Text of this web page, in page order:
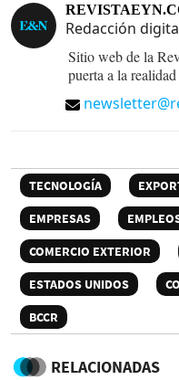
Redacción
Sitio web de la
puerta a la
TECNOLOGÍA
EMPRESAS
COMERCIO EXTERIOR
ESTADOS UNIDOS
BCCR
RELACIONADAS